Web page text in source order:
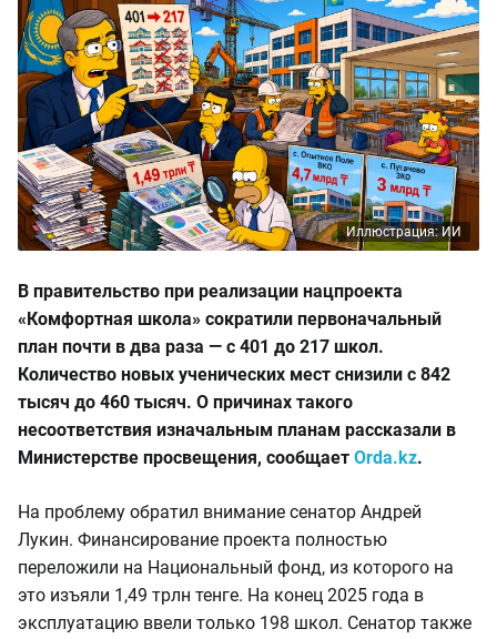
Иллюстрация: ИИ
В правительство при реализации нацпроекта
«Комфортная школа» сократили первоначальный
план почти в два раза — с 401 до 217 школ.
Количество новых ученических мест снизили с 842
тысяч до 460 тысяч. О причинах такого
несоответствия изначальным планам рассказали в
Министерстве просвещения, сообщает Orda.kz.
На проблему обратил внимание сенатор Андрей
Лукин. Финансирование проекта полностью
переложили на Национальный фонд, из которого на
это изъяли 1,49 трлн тенге. На конец 2025 года в
эксплуатацию ввели только 198 школ. Сенатор также